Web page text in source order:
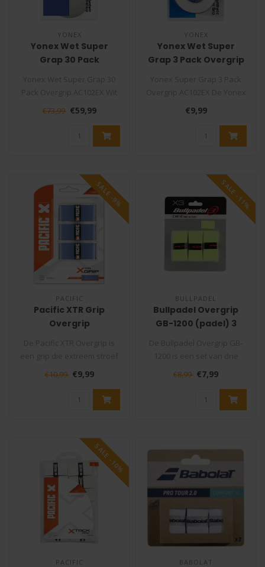
YONEX
Yonex Wet Super
Grap 30 Pack
De Yonex Super Grap is één
€73,99 €59,99
YONEX
Yonex Wet Super
Grap 3 Pack Overgrip
Super Grap is één van de
fij..
€9,99
SALE -9%
PACIFIC
Pacific XTR Grip
Overgrip
aanvoelt. Dankzij een spe..
€10,99 €9,99
SALE -11%
BULLPADEL
Bullpadel Overgrip
GB-1200 (padel) 3
overgrips ontworpen voor
padel..
€8,99 €7,99
SALE -10%
PACIFIC BABOLAT